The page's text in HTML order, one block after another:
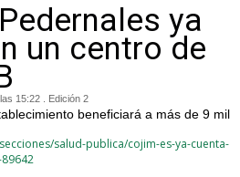
ya
un centro de
15:22 . Edición 2
beneficiará a más de 9 mil
salud-publica/cojim-es-ya-cuenta-